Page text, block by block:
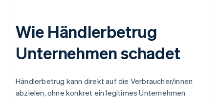
Wie Händlerbetrug
Unternehmen schadet
Händlerbetrug kann direkt auf die Verbraucher/innen
abzielen, ohne konkret ein legitimes Unternehmen